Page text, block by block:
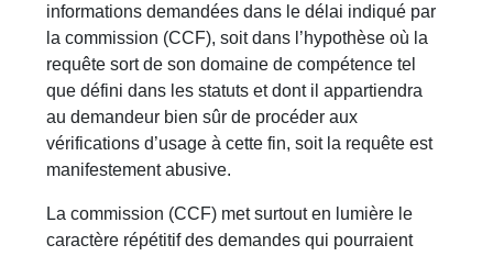
informations demandées dans le délai indiqué par
la commission (CCF), soit dans l’hypothèse où la
requête sort de son domaine de compétence tel
que défini dans les statuts et dont il appartiendra
au demandeur bien sûr de procéder aux
vérifications d’usage à cette fin, soit la requête est
manifestement abusive.
La commission (CCF) met surtout en lumière le
caractère répétitif des demandes qui pourraient